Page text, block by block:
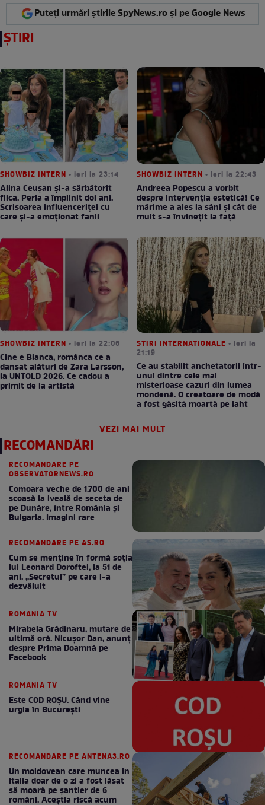
Puteți urmări știrile SpyNews.ro și pe Google News
ȘTIRI
SHOWBIZ INTERN • ieri la 23:14
Alina Ceușan și-a sărbătorit
fiica. Perla a împlinit doi ani.
Scrisoarea influenceriței cu
care și-a emoționat fanii
SHOWBIZ INTERN • ieri la 22:43
Andreea Popescu a vorbit
despre intervenția estetică! Ce
mărime a ales la sâni și cât de
mult s-a învinețit la față
SHOWBIZ INTERN • ieri la 22:06
Cine e Bianca, românca ce a
dansat alături de Zara Larsson,
la UNTOLD 2026. Ce cadou a
primit de la artistă
STIRI INTERNATIONALE • ieri la
21:19
Ce au stabilit anchetatorii într-
unul dintre cele mai
misterioase cazuri din lumea
mondenă. O creatoare de modă
a fost găsită moartă pe iaht
VEZI MAI MULT
RECOMANDĂRI
RECOMANDARE PE
OBSERVATORNEWS.RO
Comoara veche de 1.700 de ani
scoasă la iveală de seceta de
pe Dunăre, între România şi
Bulgaria. Imagini rare
RECOMANDARE PE AS.RO
Cum se menţine în formă soţia
lui Leonard Doroftei, la 51 de
ani. „Secretul” pe care l-a
dezvăluit
ROMANIA TV
Mirabela Grădinaru, mutare de
ultimă oră. Nicuşor Dan, anunţ
despre Prima Doamnă pe
Facebook
ROMANIA TV
Este COD ROŞU. Când vine
urgia în Bucureşti
RECOMANDARE PE ANTENA3.RO
Un moldovean care muncea în
Italia doar de o zi a fost lăsat
să moară pe şantier de 6
români. Aceștia riscă acum